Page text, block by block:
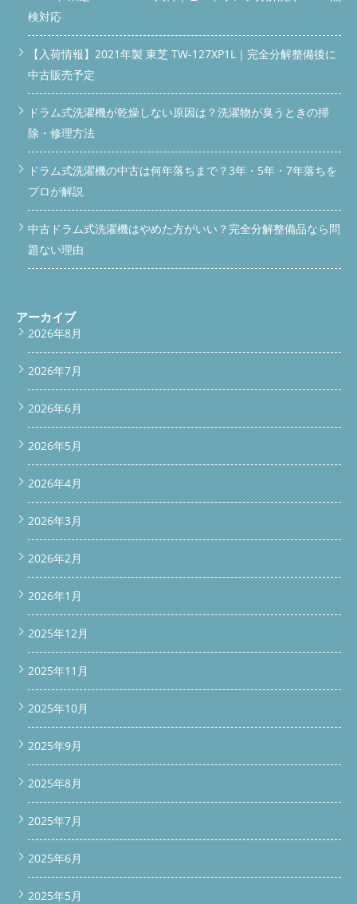
検対応
【入荷情報】2021年製 東芝 TW-127XP1L｜完全分解整備後に
中古販売予定
ドラム式洗濯機が乾燥しない原因は？洗濯物が臭うときの掃
除・修理方法
ドラム式洗濯機の中古は何年落ちまで？3年・5年・7年落ちを
プロが解説
中古ドラム式洗濯機はやめた方がいい？完全分解整備品なら問
題ない理由
アーカイブ
2026年8月
2026年7月
2026年6月
2026年5月
2026年4月
2026年3月
2026年2月
2026年1月
2025年12月
2025年11月
2025年10月
2025年9月
2025年8月
2025年7月
2025年6月
2025年5月